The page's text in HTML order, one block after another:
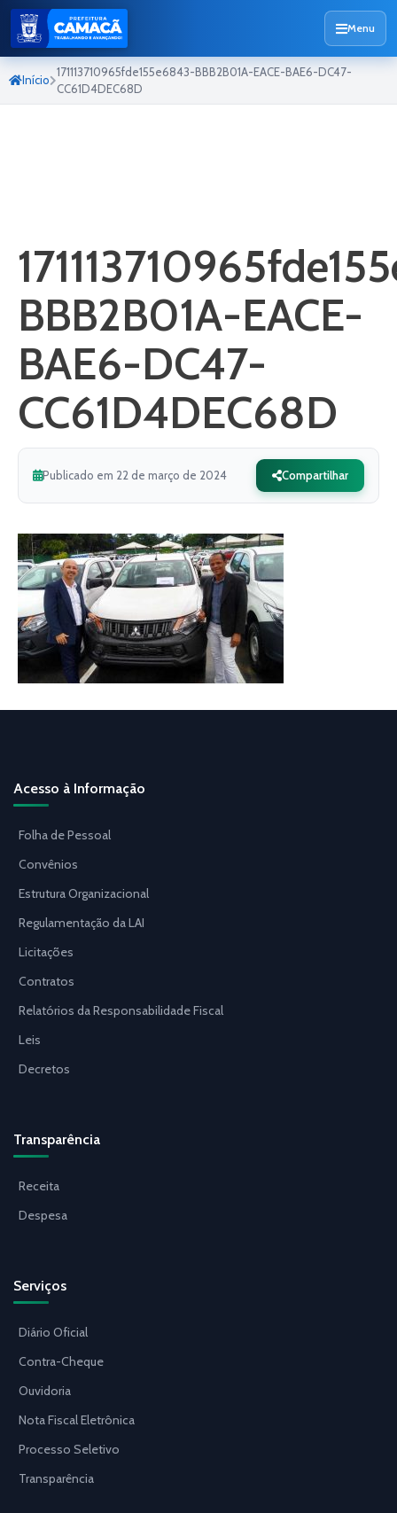
Menu
Início
171113710965fde155e6843-BBB2B01A-EACE-BAE6-DC47-
CC61D4DEC68D
BBB2B01A-EACE-
BAE6-DC47-
CC61D4DEC68D
Publicado em 22 de março de 2024 Compartilhar
Acesso à Informação
Folha de Pessoal
Convênios
Estrutura Organizacional
Regulamentação da LAI
Licitações
Contratos
Relatórios da Responsabilidade Fiscal
Leis
Decretos
Transparência
Receita
Despesa
Serviços
Diário Oficial
Contra-Cheque
Ouvidoria
Nota Fiscal Eletrônica
Processo Seletivo
Transparência